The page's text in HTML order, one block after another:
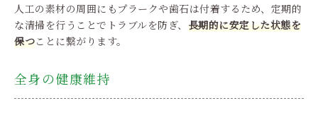
人工の素材の周囲にもプラークや歯石は付着するため、定期的
な清掃を行うことでトラブルを防ぎ、 長期的に安定した状態を
保つことに繋がります。
全身の健康維持